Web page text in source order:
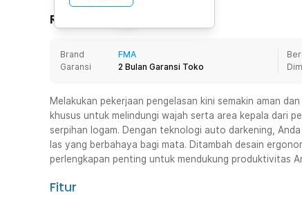
Senin -
Senin -
Senin -
Toko Tangerang
Toko Cikupa
Pick n Go Jakarta Barat
Senin
Pick n Go Bekasi
Senin - Jumat
Rincian Produk
Brand
FMA
Garansi
2 Bulan Garansi Toko
Melakukan pekerjaan pengelasan kini semakin aman
khusus untuk melindungi wajah serta area kepala dari
serpihan logam. Dengan teknologi auto darkening,
las yang berbahaya bagi mata. Ditambah desain
perlengkapan penting untuk mendukung produktivitas
Fitur